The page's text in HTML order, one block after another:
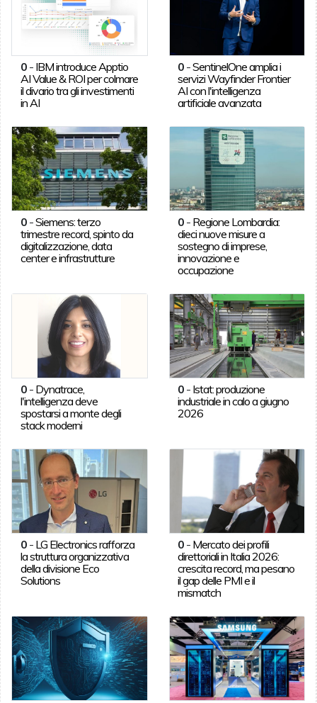
0- IBM introduce Apptio
AI Value & ROI per colmare
il divario tra gli investimenti
in AI
0 -SentinelOne amplia i
servizi Wayfinder Frontier
AI con l'intelligenza
artificiale avanzata
0-Siemens: terzo
trimestre record, spinto da
digitalizzazione, data
center e infrastrutture
0 - Regione Lombardia:
dieci nuove misure a
sostegno di imprese,
innovazione e
occupazione
0- Dynatrace,
l'intelligenza deve
spostarsi a monte degli
stack moderni
0 - Istat: produzione
industriale in calo a giugno
2026
0- LG Electronics rafforza
la struttura organizzativa
della divisione Eco
Solutions
0 - Mercato dei profili
direttoriali in Italia 2026:
crescita record, ma pesano
il gap delle PMI e il
mismatch